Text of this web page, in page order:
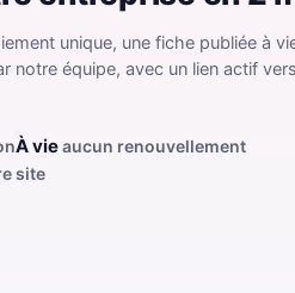
unique, une fiche publiée à
notre équipe, avec un lien actif
À vieaucun renouvellement
site